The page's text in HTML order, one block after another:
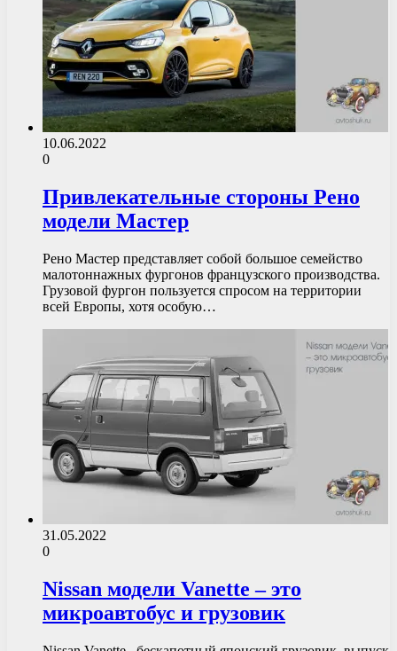
10.06.2022
0
Привлекательные стороны Рено
модели Мастер
Рено Мастер представляет собой большое семейство
малотоннажных фургонов французского производства.
Грузовой фургон пользуется спросом на территории
всей Европы, хотя особую…
31.05.2022
0
Nissan модели Vanette – это
микроавтобус и грузовик